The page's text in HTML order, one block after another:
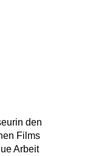
den
Films
Arbeit